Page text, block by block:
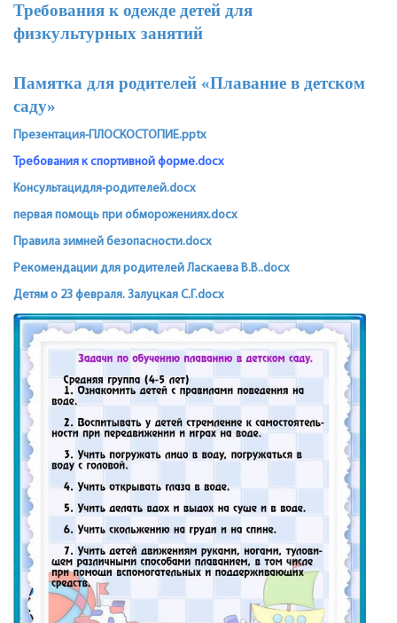
Требования к одежде детей для
физкультурных занятий
Памятка для родителей «Плавание в детском
саду»
Презентация-ПЛОСКОСТОПИЕ.pptx
Требования к спортивной форме.docx
Консультацидля-родителей.docx
первая помощь при обморожениях.docx
Правила зимней безопасности.docx
Рекомендации для родителей Ласкаева В.В..docx
Детям о 23 февраля. Залуцкая С.Г.docx